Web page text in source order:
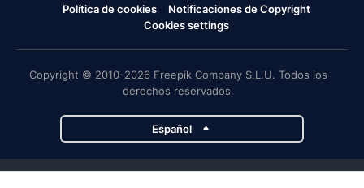
Política de cookies
Notificaciones de Copyright
Cookies settings
Copyright © 2010-2026 Freepik Company S.L.U. Todos los
derechos reservados.
Español